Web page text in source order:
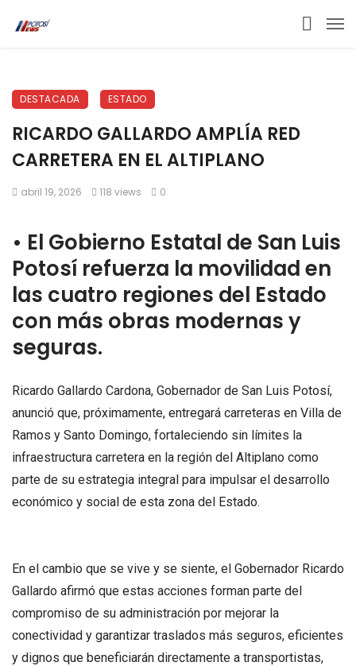
DESTACADA ESTADO
RICARDO GALLARDO AMPLÍA RED
CARRETERA EN EL ALTIPLANO
abril 19, 2026 118 views 0
•⁠ ⁠El Gobierno Estatal de San Luis
Potosí refuerza la movilidad en
las cuatro regiones del Estado
con más obras modernas y
seguras.
Ricardo Gallardo Cardona, Gobernador de San Luis Potosí,
anunció que, próximamente, entregará carreteras en Villa de
Ramos y Santo Domingo, fortaleciendo sin límites la
infraestructura carretera en la región del Altiplano como
parte de su estrategia integral para impulsar el desarrollo
económico y social de esta zona del Estado.
En el cambio que se vive y se siente, el Gobernador Ricardo
Gallardo afirmó que estas acciones forman parte del
compromiso de su administración por mejorar la
conectividad y garantizar traslados más seguros, eficientes
y dignos que beneficiarán directamente a transportistas,